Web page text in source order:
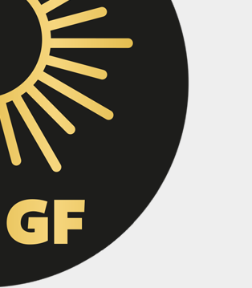
För redan aktiva
SOL FAQ
Nya SOL-prylar
Begagnade SOL-prylar